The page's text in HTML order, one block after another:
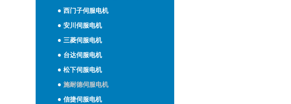
西门子伺服电机
安川伺服电机
三菱伺服电机
台达伺服电机
松下伺服电机
施耐德伺服电机
信捷伺服电机